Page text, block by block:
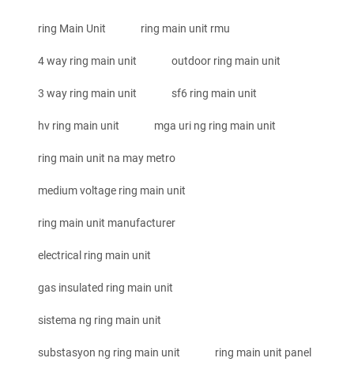
ring Main Unit ring main unit rmu
4 way ring main unit outdoor ring main unit
3 way ring main unit sf6 ring main unit
hv ring main unit mga uri ng ring main unit
ring main unit na may metro
medium voltage ring main unit
ring main unit manufacturer
electrical ring main unit
gas insulated ring main unit
sistema ng ring main unit
substasyon ng ring main unit ring main unit panel